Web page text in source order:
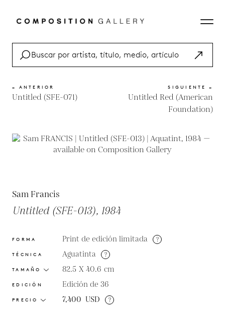
« ANTERIOR
Untitled (SFE-071)
SIGUIENTE »
Untitled Red (American
Foundation)
Sam Francis
Untitled (SFE-013), 1984
FORMA Print de edición limitada ?
TÉCNICA Aguatinta ?
TAMAÑO 82.5 X 40.6 cm
EDICIÓN Edición de 36
PRECIO 7,400 USD ?